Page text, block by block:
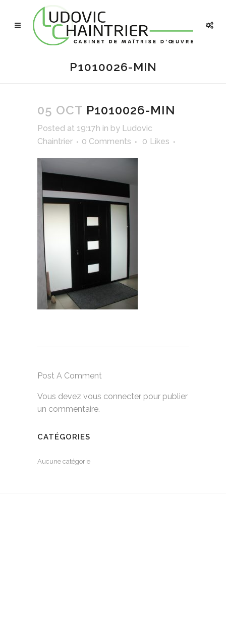
P1010026-MIN
05 OCT P1010026-MIN
Posted at 19:17h in by Ludovic
Chaintrier
0 Comments 0 Likes
Post A Comment
Vous devez vous connecter pour publier
un commentaire.
CATÉGORIES
Aucune catégorie